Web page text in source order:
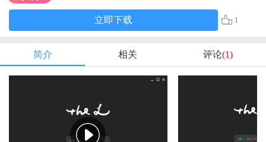
立即下载 1
简介 相关 评论(1)